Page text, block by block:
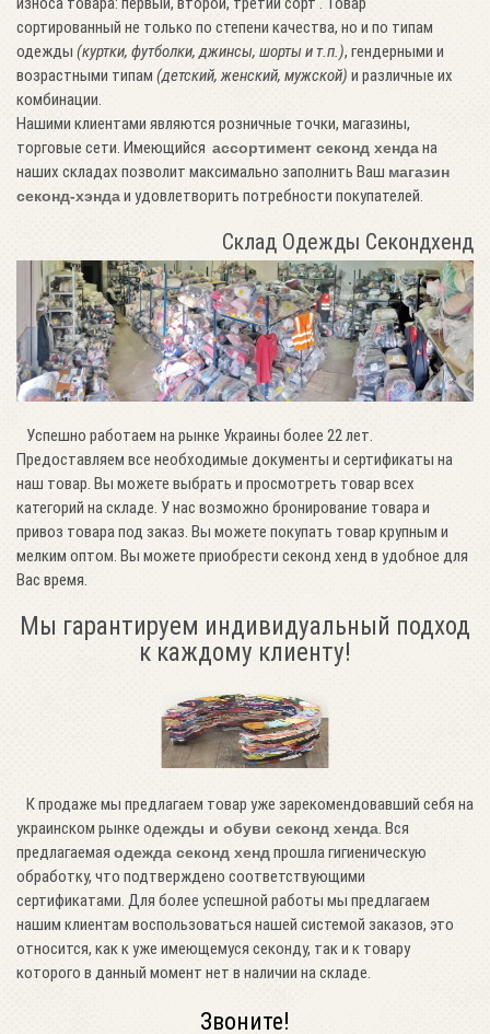
сортированный не только по степени качества, но и по типам
одежды (куртки, футболки, джинсы, шорты и т.п.), гендерными и
возрастными типам (детский, женский, мужской) и различные их
комбинации.
Нашими клиентами являются розничные точки, магазины,
торговые сети. Имеющийся ассортимент секонд хендана
наших складах позволит максимально заполнить Ваш магазин
секонд-хэндаи удовлетворить потребности покупателей.
Склад Одежды Секондхенд
Успешно работаем на рынке Украины более 22 лет.
Предоставляем все необходимые документы и сертификаты на
наш товар. Вы можете выбрать и просмотреть товар всех
категорий на складе. У нас возможно бронирование товара и
привоз товара под заказ. Вы можете покупать товар крупным и
мелким оптом. Вы можете приобрести секонд хенд в удобное для
Вас время.
Мы гарантируем индивидуальный подход
к каждому клиенту!
К продаже мы предлагаем товар уже зарекомендовавший себя на
украинском рынке одежды и обуви секонд хенда. Вся
предлагаемая одежда секонд хендпрошла гигиеническую
обработку, что подтверждено соответствующими
сертификатами. Для более успешной работы мы предлагаем
нашим клиентам воспользоваться нашей системой заказов, это
относится, как к уже имеющемуся секонду, так и к товару
которого в данный момент нет в наличии на складе.
Звоните!